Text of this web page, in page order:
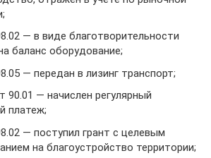
— в виде благотворительности
баланс оборудование;
— передан в лизинг транспорт;
90.01 — начислен регулярный
платеж;
— поступил грант с целевым
на благоустройство территории;